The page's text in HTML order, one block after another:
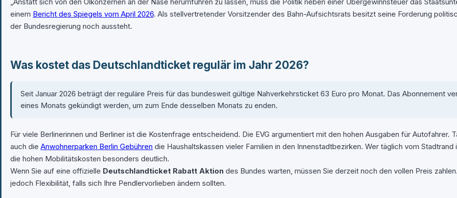
einem Bericht des Spiegels vom April 2026. Als stellvertretender Vorsitzender des Bahn-Aufsichtsrats besitzt seine Forderung
der Bundesregierung noch aussteht.
Was kostet das Deutschlandticket regulär im Jahr 2026?
Seit Januar 2026 beträgt der reguläre Preis für das bundesweit gültige Nahverkehrsticket 63 Euro pro Monat. Das Abonnement
eines Monats gekündigt werden, um zum Ende desselben Monats zu enden.
Für viele Berlinerinnen und Berliner ist die Kostenfrage entscheidend. Die EVG argumentiert mit den hohen Ausgaben für Autofahrer.
auch die Anwohnerparken Berlin Gebühren die Haushaltskassen vieler Familien in den Innenstadtbezirken. Wer täglich vom
die hohen Mobilitätskosten besonders deutlich.
Wenn Sie auf eine offizielle Deutschlandticket Rabatt Aktion des Bundes warten, müssen Sie derzeit noch den vollen Preis
jedoch Flexibilität, falls sich Ihre Pendlervorlieben ändern sollten.